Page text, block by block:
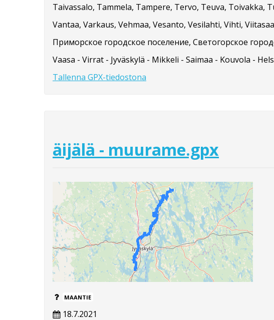
Taivassalo, Tammela, Tampere, Tervo, Teuva, Toivakka,
Vantaa, Varkaus, Vehmaa, Vesanto, Vesilahti, Vihti,
Приморское городское поселение, Светогорское
Vaasa - Virrat - Jyväskylä - Mikkeli - Saimaa - Kouvola -
Tallenna GPX-tiedostona
äijälä - muurame.gpx
MAANTIE
18.7.2021